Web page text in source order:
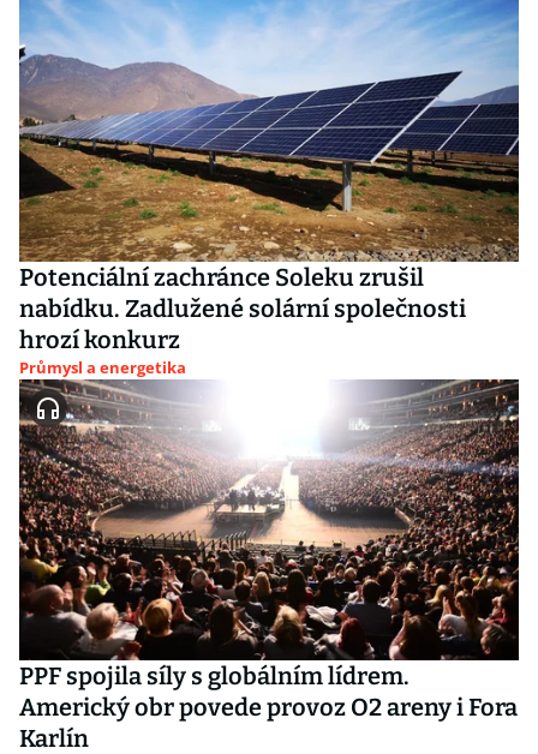
Potenciální zachránce Soleku zrušil
nabídku. Zadlužené solární společnosti
hrozí konkurz
Průmysl a energetika
PPF spojila síly s globálním lídrem.
Americký obr povede provoz O2 areny i Fora
Karlín